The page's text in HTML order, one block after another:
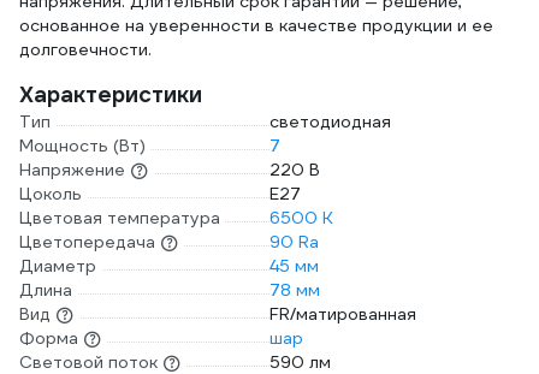
основанное на уверенности в качестве продукции и ее
долговечности.
Характеристики
Тип
светодиодная
Мощность (Вт)
7
Напряжение
220 В
Цоколь
E27
Цветовая температура
6500 К
Цветопередача
90 Ra
Диаметр
45 мм
Длина
78 мм
Вид
FR/матированная
Форма
шар
Световой поток
590 лм